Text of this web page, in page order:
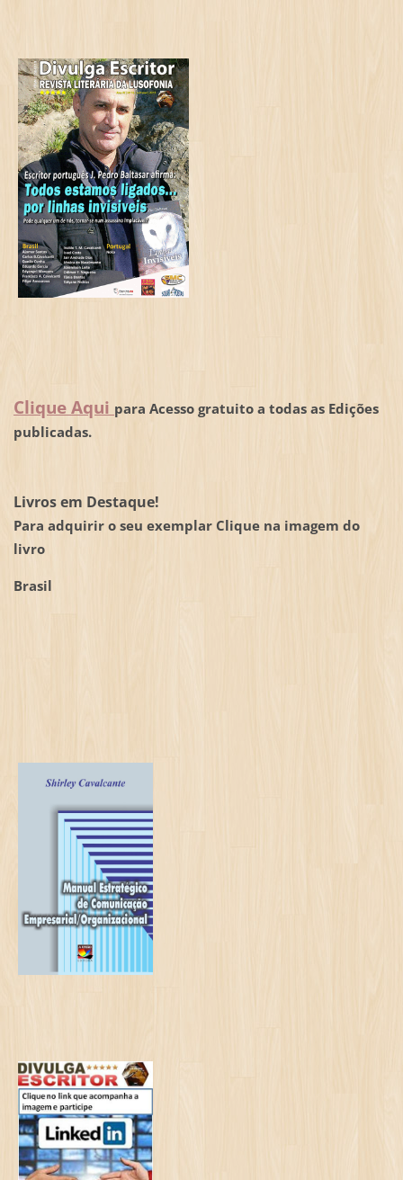
Clique Aqui para Acesso gratuito a todas as Edições
publicadas.
Livros em Destaque!
Para adquirir o seu exemplar Clique na imagem do
livro
Brasil